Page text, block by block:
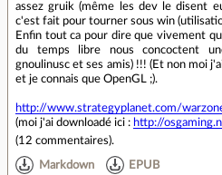
assez gruik (même les dev le disent
c'est fait pour tourner sous win
Enfin tout ca pour dire que vivement
du temps libre nous concoctent
gnoulinusc et ses amis) !!! (Et non moi
et je connais que OpenGL ;).
http://www.strategyplanet.com/
(moi j'ai downloadé ici : http://
(12 commentaires).
Markdown EPUB